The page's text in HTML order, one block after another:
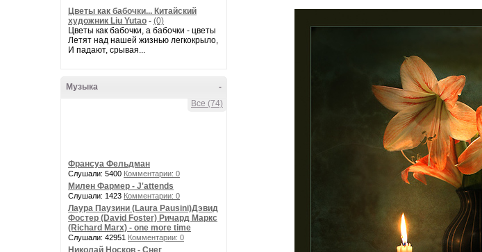
Цветы как бабочки... Китайский
художник Liu Yutao - (0)
Цветы как бабочки, а бабочки - цветы
Летят над нашей жизнью легкокрыло,
И падают, срывая...
-
Музыка
Все (74)
Франсуа Фельдман
Слушали: 5400 Комментарии: 0
Милен Фармер - J'attends
Слушали: 1423 Комментарии: 0
Лаура Паузини (Laura Pausini)Дэвид
Фостер (David Foster) Ричард Маркс
(Richard Marx) - one more time
Слушали: 42951 Комментарии: 0
Николай Носков - Снег